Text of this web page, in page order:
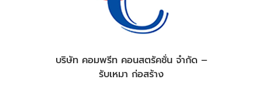
บริษัท คอมพรีท คอนสตรัคชั่น จำกัด –
รับเหมา ก่อสร้าง